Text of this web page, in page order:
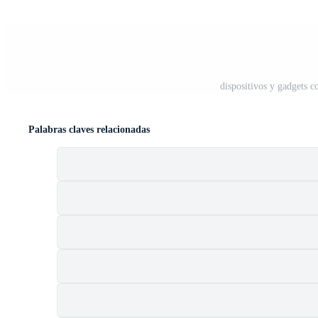
dispositivos y gadgets
Palabras claves relacionadas